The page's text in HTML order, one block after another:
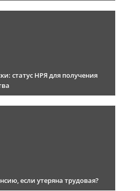
статус НРЯ для получения
если утеряна трудовая?